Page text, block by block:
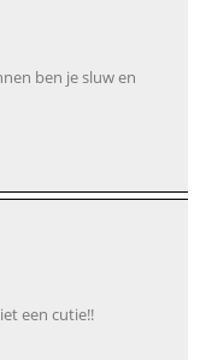
ben je sluw en
een cutie!!